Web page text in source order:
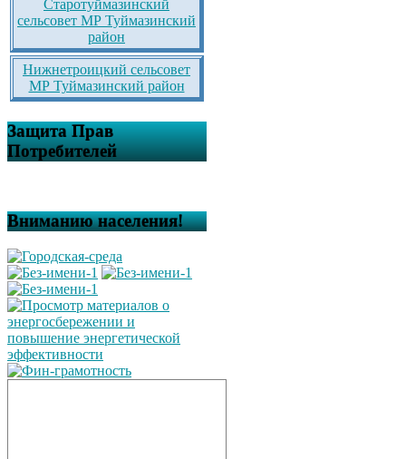
Старотуймазинский
сельсовет МР Туймазинский
район
Нижнетроицкий сельсовет
МР Туймазинский район
Защита Прав
Потребителей
Вниманию населения!